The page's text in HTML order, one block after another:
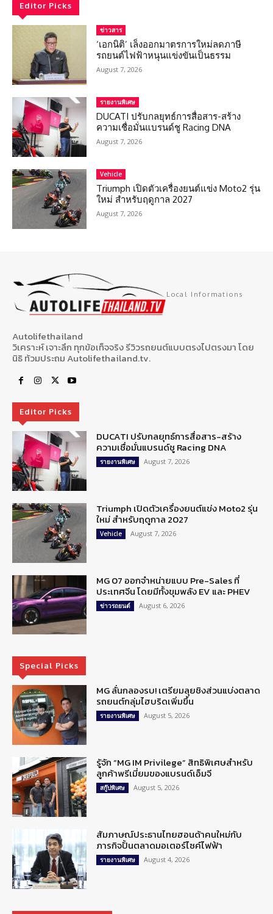
Editor Picks
ข่าวสาร
‘เอกนิติ’ เล็งออกมาตรการใหม่ลดภาษี
รถยนต์ไฟฟ้าหนุนแข่งขันเป็นธรรม
August 7, 2026
รายงานพิเศษ
DUCATI ปรับกลยุทธ์การสื่อสาร-สร้าง
ความเชื่อมั่นแบรนด์ชู Racing DNA
August 7, 2026
Vehicle
Triumph เปิดตัวเครื่องยนต์แข่ง Moto2 รุ่น
ใหม่ สำหรับฤดูกาล 2027
August 7, 2026
Local Informations
Autolifethailand
วิเคราะห์ เจาะลึก ทุกข้อเท็จจริง รีวิวรถยนต์แบบตรงไปตรงมา โดย
นิธิ ท้วมประถม Autolifethailand.tv.
Editor Picks
DUCATI ปรับกลยุทธ์การสื่อสาร-สร้าง
ความเชื่อมั่นแบรนด์ชู Racing DNA
รายงานพิเศษ August 7, 2026
Triumph เปิดตัวเครื่องยนต์แข่ง Moto2 รุ่น
ใหม่ สำหรับฤดูกาล 2027
Vehicle August 7, 2026
MG 07 ออกจำหน่ายแบบ Pre-Sales ที่
ประเทศจีน โดยมีทั้งขุมพลัง EV และ PHEV
ข่าวรถยนต์ August 6, 2026
Special Picks
MG ลั่นกลองรบ! เตรียมลุยชิงส่วนแบ่งตลาด
รถยนต์กลุ่มไฮบริดเพิ่มขึ้น
รายงานพิเศษ August 5, 2026
รู้จัก “MG IM Privilege” สิทธิพิเศษสำหรับ
ลูกค้าพรีเมี่ยมของแบรนด์เอ็มจี
สกู๊ปพิเศษ August 5, 2026
สัมภาษณ์ประธานไทยฮอนด้าคนใหม่กับ
ภารกิจปั้นตลาดมอเตอร์ไซค์ไฟฟ้า
รายงานพิเศษ August 4, 2026